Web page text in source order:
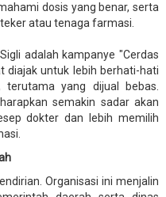
dosis yang benar, serta
atau tenaga farmasi.
adalah kampanye "Cerdas
diajak untuk lebih berhati-hati
terutama yang dijual bebas.
semakin sadar akan
dokter dan lebih memilih
Organisasi ini menjalin